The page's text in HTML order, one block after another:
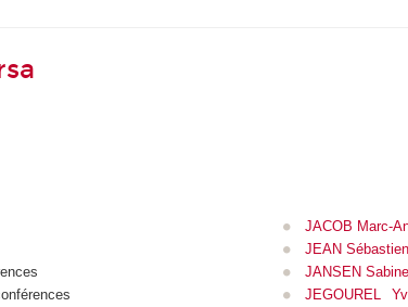
JACOB Marc-
JEAN Sébastien
JANSEN Sabine
JEGOUREL